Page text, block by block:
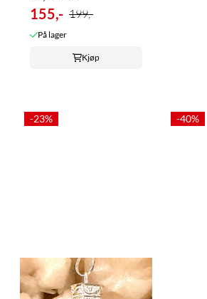
155,- 199,-
På lager
Kjøp
-23% -40%